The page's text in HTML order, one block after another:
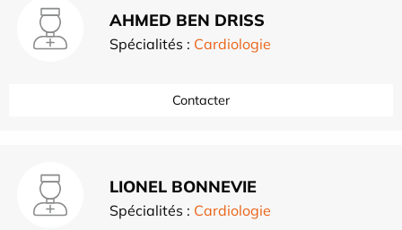
AHMED BEN DRISS
Spécialités : Cardiologie
Contacter
LIONEL BONNEVIE
Spécialités : Cardiologie